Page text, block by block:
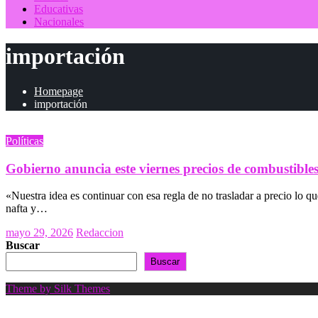
Educativas
Nacionales
importación
Homepage
importación
Políticas
Gobierno anuncia este viernes precios de
«Nuestra idea es continuar con esa regla de no trasladar a precio lo
nafta y…
Posted
on
mayo 29, 2026 Redaccion
Buscar
Buscar
Theme by Silk Themes